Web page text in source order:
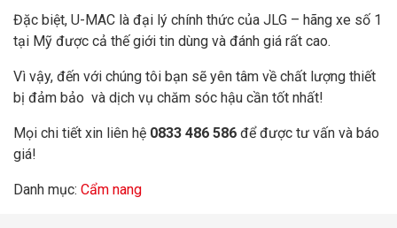
Đặc biệt, U-MAC là đại lý chính thức của JLG – hãng xe số 1
tại Mỹ được cả thế giới tin dùng và đánh giá rất cao.
Vì vậy, đến với chúng tôi bạn sẽ yên tâm về chất lượng thiết
bị đảm bảo và dịch vụ chăm sóc hậu cần tốt nhất!
Mọi chi tiết xin liên hệ 0833 486 586 để được tư vấn và báo
giá!
Danh mục: Cẩm nang